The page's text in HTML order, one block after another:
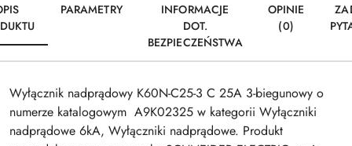
PARAMETRY
INFORMACJE
DOT.
BEZPIECZEŃSTWA
OPINIE
(0)
Wyłącznik nadprądowy K60N-C25-3 C 25A 3-biegunowy o
numerze katalogowym A9K02325 w kategorii Wyłączniki
nadprądowe 6kA, Wyłączniki nadprądowe. Produkt